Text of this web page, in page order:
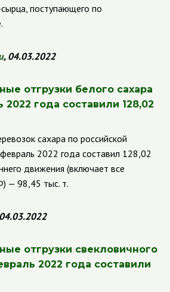
поступающего по
, 04.03.2022
отгрузки белого сахара
года составили 128,02
сахара по российской
2022 года составил 128,02
движения (включает все
— 98,45 тыс. т.
отгрузки свекловичного
2022 года составили